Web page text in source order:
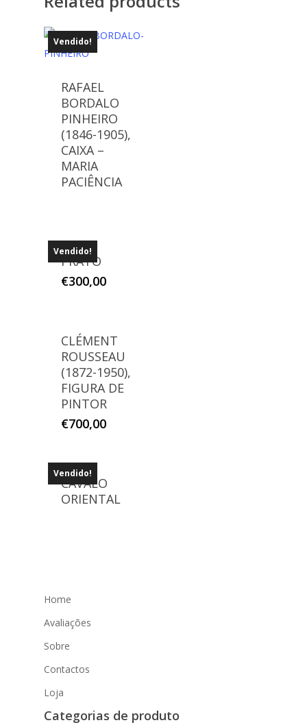
Vendido!
RAFAEL
BORDALO
PINHEIRO
(1846-1905),
CAIXA –
MARIA
PACIÊNCIA
Vendido!
PRATO
€300,00
CLÉMENT
ROUSSEAU
(1872-1950),
FIGURA DE
PINTOR
€700,00
Vendido!
CAVALO
ORIENTAL
Home
Avaliações
Sobre
Contactos
Loja
Categorias de produto